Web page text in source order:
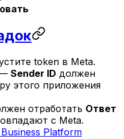
token в Meta.
Sender ID должен
этого приложения
отработать Ответ
с Meta.
Platform